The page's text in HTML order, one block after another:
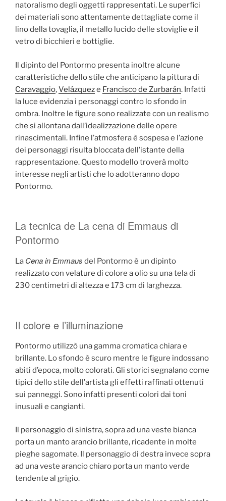
natoralismo degli oggetti rappresentati. Le superfici
dei materiali sono attentamente dettagliate come il
lino della tovaglia, il metallo lucido delle stoviglie e il
vetro di bicchieri e bottiglie.
Il dipinto del Pontormo presenta inoltre alcune
caratteristiche dello stile che anticipano la pittura di
Caravaggio,Velázqueze Francisco de Zurbarán. Infatti
la luce evidenzia i personaggi contro lo sfondo in
ombra. Inoltre le figure sono realizzate con un realismo
che si allontana dall’idealizzazione delle opere
rinascimentali. Infine l’atmosfera è sospesa e l’azione
dei personaggi risulta bloccata dell’istante della
rappresentazione. Questo modello troverà molto
interesse negli artisti che lo adotteranno dopo
Pontormo.
La tecnica de La cena di Emmaus di
Pontormo
La Cena in Emmaus del Pontormo è un dipinto
realizzato con velature di colore a olio su una tela di
230 centimetri di altezza e 173 cm di larghezza.
Il colore e l’illuminazione
Pontormo utilizzò una gamma cromatica chiara e
brillante. Lo sfondo è scuro mentre le figure indossano
abiti d’epoca, molto colorati. Gli storici segnalano come
tipici dello stile dell’artista gli effetti raffinati ottenuti
sui panneggi. Sono infatti presenti colori dai toni
inusuali e cangianti.
Il personaggio di sinistra, sopra ad una veste bianca
porta un manto arancio brillante, ricadente in molte
pieghe sagomate. Il personaggio di destra invece sopra
ad una veste arancio chiaro porta un manto verde
tendente al grigio.